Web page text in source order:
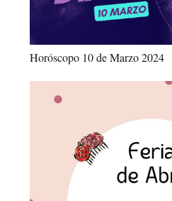
Horóscopo 10 de Marzo 2024